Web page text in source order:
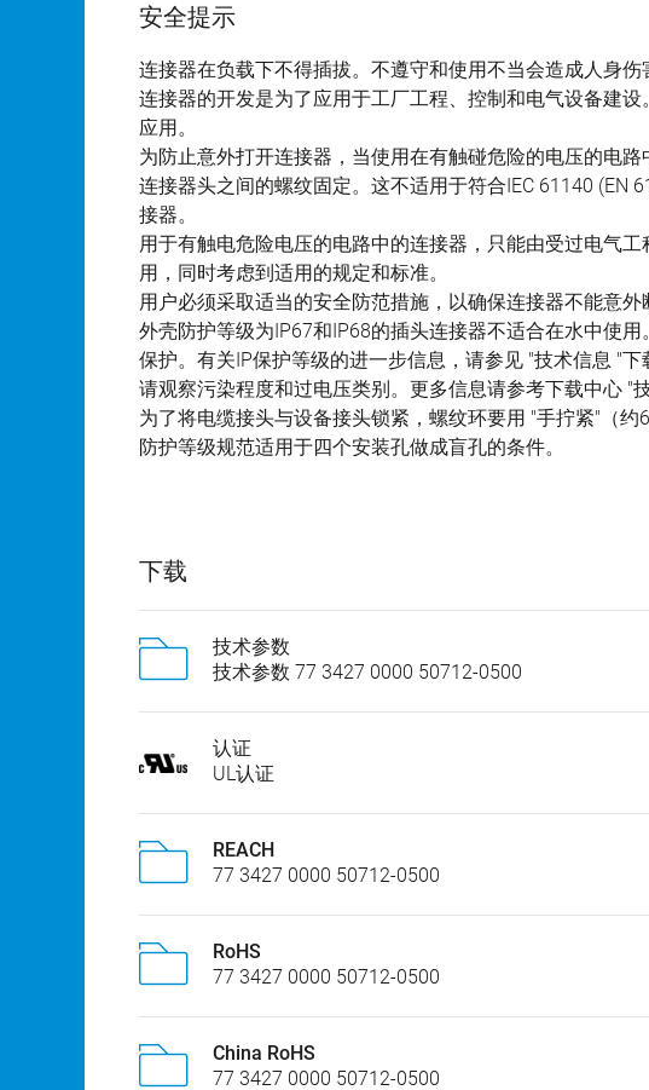
安全提示
连接器在负载下不得插拔。不遵守和使用不当会造成人身伤
连接器的开发是为了应用于工厂工程、控制和电气设备建
应用。
为防止意外打开连接器，当使用在有触碰危险的电压的电
连接器头之间的螺纹固定。这不适用于符合IEC 61140 (EN
接器。
用于有触电危险电压的电路中的连接器，只能由受过电气
用，同时考虑到适用的规定和标准。
用户必须采取适当的安全防范措施，以确保连接器不能意外
外壳防护等级为IP67和IP68的插头连接器不适合在水中使
保护。有关IP保护等级的进一步信息，请参见 "技术信息 "下
请观察污染程度和过电压类别。更多信息请参考下载中心 "技
为了将电缆接头与设备接头锁紧，螺纹环要用 "手拧紧"（约
防护等级规范适用于四个安装孔做成盲孔的条件。
下载
技术参数
技术参数 77 3427 0000 50712-0500
认证
UL认证
REACH
77 3427 0000 50712-0500
RoHS
77 3427 0000 50712-0500
China RoHS
77 3427 0000 50712-0500